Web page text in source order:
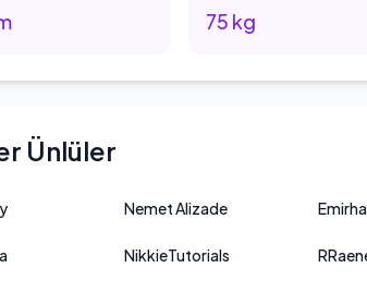
75 kg
Ünlüler
Nemet Alizade
NikkieTutorials